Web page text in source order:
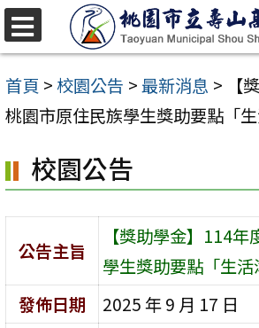
跳
至
主
要
容
區
首頁 >校園公告 >最新消息 >
【
桃園市原住民族學生獎助要點「生
校園公告
公告主旨
【獎助學金】114
學生獎助要點「生活
發佈日期
2025 年 9 月 17 日
選
單